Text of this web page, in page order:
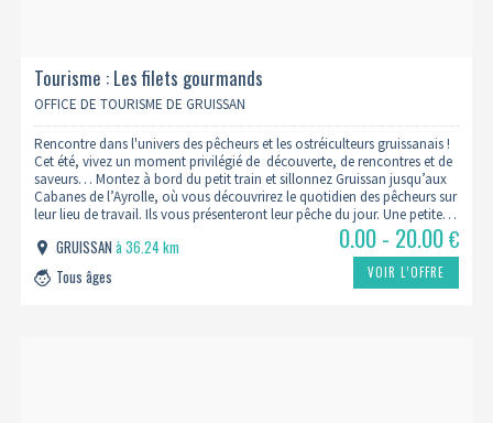
Tourisme : Les filets gourmands
OFFICE DE TOURISME DE GRUISSAN
Rencontre dans l'univers des pêcheurs et les ostréiculteurs gruissanais !
Cet été, vivez un moment privilégié de découverte, de rencontres et de
saveurs… Montez à bord du petit train et sillonnez Gruissan jusqu’aux
Cabanes de l’Ayrolle, où vous découvrirez le quotidien des pêcheurs sur
leur lieu de travail. Ils vous présenteront leur pêche du jour. Une petite…
GRUISSANà 36.24 km
Tous âges
0.00 - 20.00€
VOIR L’OFFRE